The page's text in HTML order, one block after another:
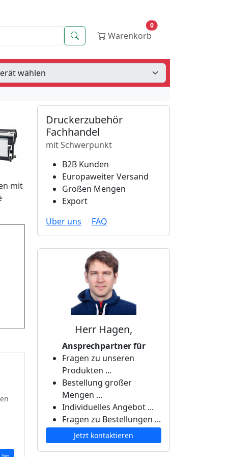
Suche Warenkorb
0
mit
Druckerzubehör
Fachhandel
mit Schwerpunkt
B2B Kunden
Europaweiter Versand
Großen Mengen
Export
Über uns
FAQ
Herr Hagen,
Ansprechpartner für
Fragen zu unseren
Produkten ...
Bestellung großer
Mengen ...
Individuelles Angebot ...
Fragen zu Bestellungen ...
Jetzt kontaktieren